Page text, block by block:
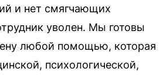
и нет смягчающих
уволен. Мы готовы
любой помощью, которая
психологической,